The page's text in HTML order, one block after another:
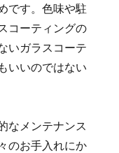
です。色味や駐
コーティングの
いガラスコーテ
いいのではない
なメンテナンス
のお手入れにか